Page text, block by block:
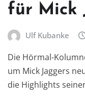
für Mick
Ulf Kubanke
Die Hörmal-
um Mick Jaggers
die Highlights